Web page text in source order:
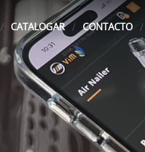
CATALOGAR CONTACTO